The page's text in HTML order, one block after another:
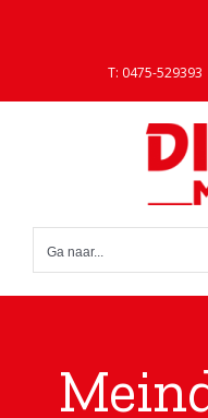
T: 0475-529393
Ga naar...